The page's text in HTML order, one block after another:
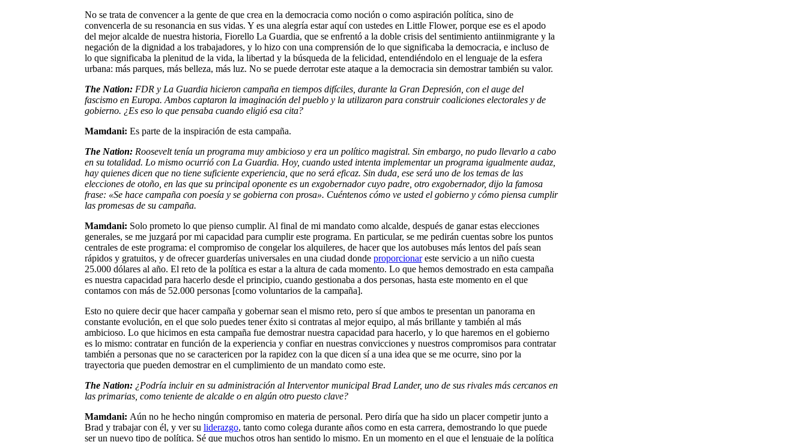
No se trata de convencer a la gente de que crea en la democracia como noción o como aspiración política, sino de
convencerla de su resonancia en sus vidas. Y es una alegría estar aquí con ustedes en Little Flower, porque ese es el apodo
del mejor alcalde de nuestra historia, Fiorello La Guardia, que se enfrentó a la doble crisis del sentimiento antiinmigrante y la
negación de la dignidad a los trabajadores, y lo hizo con una comprensión de lo que significaba la democracia, e incluso de
lo que significaba la plenitud de la vida, la libertad y la búsqueda de la felicidad, entendiéndolo en el lenguaje de la esfera
urbana: más parques, más belleza, más luz. No se puede derrotar este ataque a la democracia sin demostrar también su valor.
The Nation:FDR y La Guardia hicieron campaña en tiempos difíciles, durante la Gran Depresión, con el auge del
fascismo en Europa. Ambos captaron la imaginación del pueblo y la utilizaron para construir coaliciones electorales y de
gobierno. ¿Es eso lo que pensaba cuando eligió esa cita?
Mamdani: Es parte de la inspiración de esta campaña.
The Nation:Roosevelt tenía un programa muy ambicioso y era un político magistral. Sin embargo, no pudo llevarlo a cabo
en su totalidad. Lo mismo ocurrió con La Guardia. Hoy, cuando usted intenta implementar un programa igualmente audaz,
hay quienes dicen que no tiene suficiente experiencia, que no será eficaz. Sin duda, ese será uno de los temas de las
elecciones de otoño, en las que su principal oponente es un exgobernador cuyo padre, otro exgobernador, dijo la famosa
frase: «Se hace campaña con poesía y se gobierna con prosa». Cuéntenos cómo ve usted el gobierno y cómo piensa cumplir
las promesas de su campaña.
Mamdani: Solo prometo lo que pienso cumplir. Al final de mi mandato como alcalde, después de ganar estas elecciones
generales, se me juzgará por mi capacidad para cumplir este programa. En particular, se me pedirán cuentas sobre los puntos
centrales de este programa: el compromiso de congelar los alquileres, de hacer que los autobuses más lentos del país sean
rápidos y gratuitos, y de ofrecer guarderías universales en una ciudad donde proporcionareste servicio a un niño cuesta
25.000 dólares al año. El reto de la política es estar a la altura de cada momento. Lo que hemos demostrado en esta campaña
es nuestra capacidad para hacerlo desde el principio, cuando gestionaba a dos personas, hasta este momento en el que
contamos con más de 52.000 personas [como voluntarios de la campaña].
Esto no quiere decir que hacer campaña y gobernar sean el mismo reto, pero sí que ambos te presentan un panorama en
constante evolución, en el que solo puedes tener éxito si contratas al mejor equipo, al más brillante y también al más
ambicioso. Lo que hicimos en esta campaña fue demostrar nuestra capacidad para hacerlo, y lo que haremos en el gobierno
es lo mismo: contratar en función de la experiencia y confiar en nuestras convicciones y nuestros compromisos para contratar
también a personas que no se caractericen por la rapidez con la que dicen sí a una idea que se me ocurre, sino por la
trayectoria que pueden demostrar en el cumplimiento de un mandato como este.
The Nation:¿Podría incluir en su administración al Interventor municipal Brad Lander, uno de sus rivales más cercanos en
las primarias, como teniente de alcalde o en algún otro puesto clave?
Mamdani: Aún no he hecho ningún compromiso en materia de personal. Pero diría que ha sido un placer competir junto a
Brad y trabajar con él, y ver su liderazgo, tanto como colega durante años como en esta carrera, demostrando lo que puede
ser un nuevo tipo de política. Sé que muchos otros han sentido lo mismo. En un momento en el que el lenguaje de la política